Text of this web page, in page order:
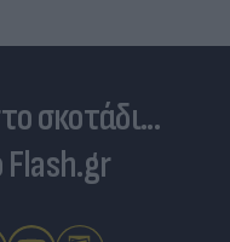
σκοτάδι...